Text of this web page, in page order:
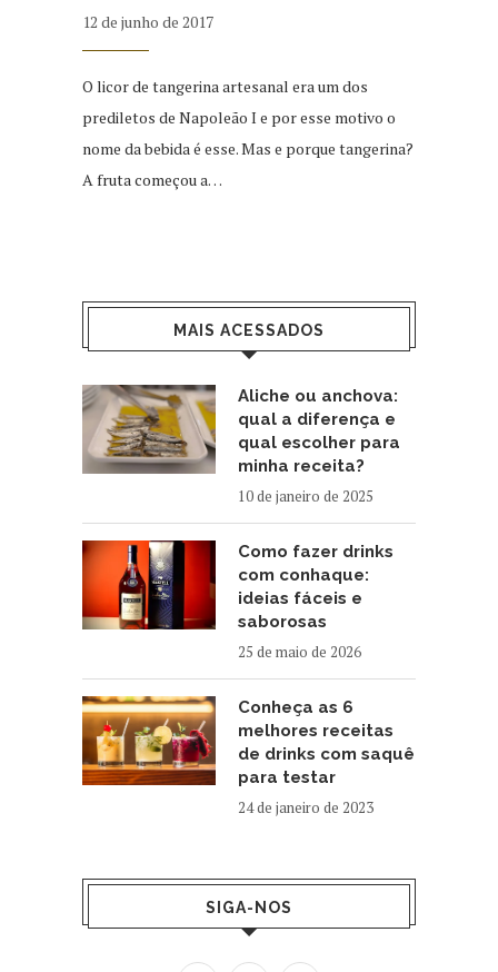
12 de junho de 2017
O licor de tangerina artesanal era um dos
prediletos de Napoleão I e por esse motivo o
nome da bebida é esse. Mas e porque tangerina?
A fruta começou a…
MAIS ACESSADOS
Aliche ou anchova:
qual a diferença e
qual escolher para
minha receita?
10 de janeiro de 2025
Como fazer drinks
com conhaque:
ideias fáceis e
saborosas
25 de maio de 2026
Conheça as 6
melhores receitas
de drinks com saquê
para testar
24 de janeiro de 2023
SIGA-NOS